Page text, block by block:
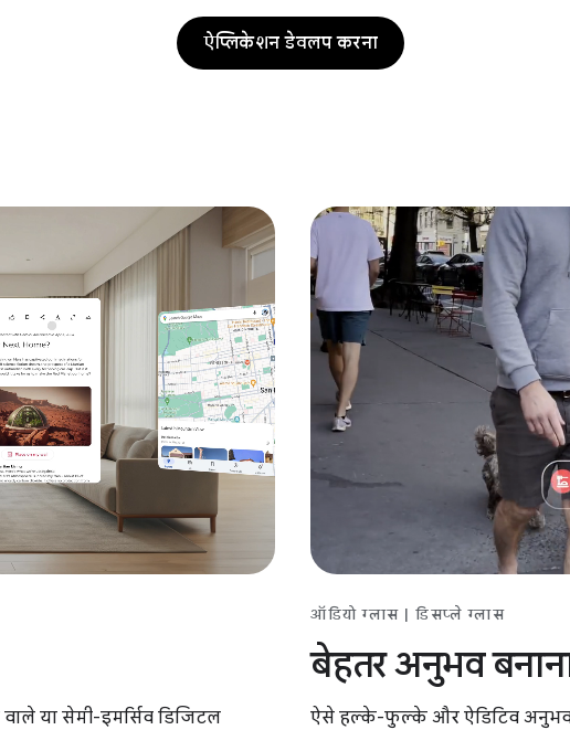
ऐप्लिकेशन डेवलप करना
या सेमी-इमर्सिव डिजिटल
ऑडियो ग्लास | डिसप्ले ग्लास
बेहतर अनुभव
ऐसे हल्के-फुल्के और ऐडिटिव अनुभव